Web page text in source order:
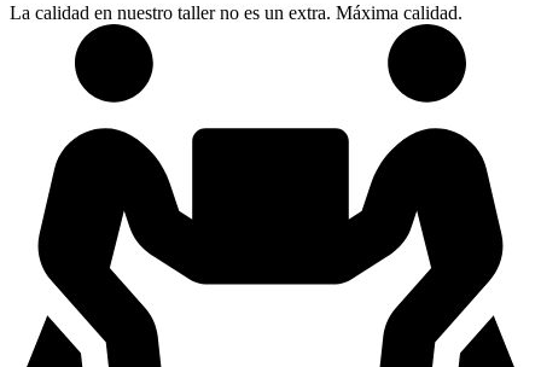
La calidad en nuestro taller no es un extra. Máxima calidad.